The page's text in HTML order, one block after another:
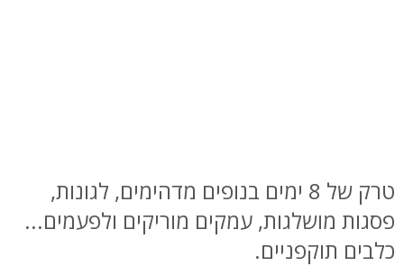
טרק של 8 ימים בנופים מדהימים, לגונות,
פסגות מושלגות, עמקים מוריקים ולפעמים...
כלבים תוקפניים.